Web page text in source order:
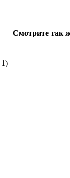
1)
Смотрите так